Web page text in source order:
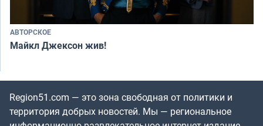
АВТОРСКОЕ
Майкл Джексон жив!
Region51.com — это зона свободная от политики и
территория добрых новостей. Мы — региональное